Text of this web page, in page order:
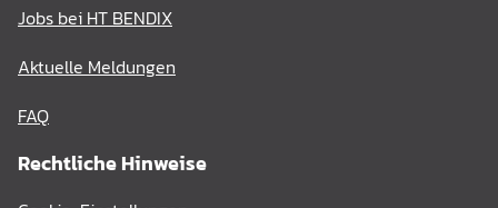
Jobs bei HT BENDIX
Aktuelle Meldungen
FAQ
Rechtliche Hinweise